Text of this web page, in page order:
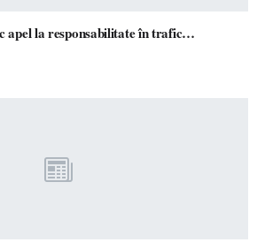
Polițiștii sătmăreni fac apel la responsabilitate în trafic…